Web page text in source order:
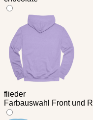
flieder
Farbauswahl Front und